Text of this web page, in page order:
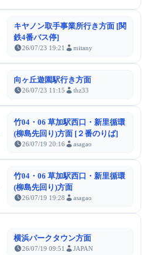
キヤノン取手事業所行き方面 [関
鉄4番バス停]
26/07/23 19:21 mitany
向ヶ丘遊園駅行き方面
26/07/23 11:15 thz33
竹04・06 草加駅西口・新里循環
(柳島先回り)方面 [２番のりば]
26/07/19 20:16 asagao
竹04・06 草加駅西口・新里循環
(柳島先回り)方面
26/07/19 19:28 asagao
横浜パークタウン方面
26/07/19 09:51 JAPAN